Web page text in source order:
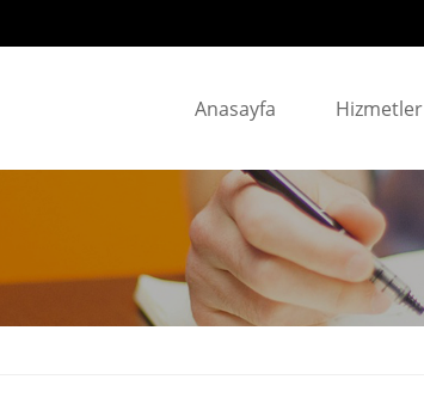
Anasayfa Hizmetler